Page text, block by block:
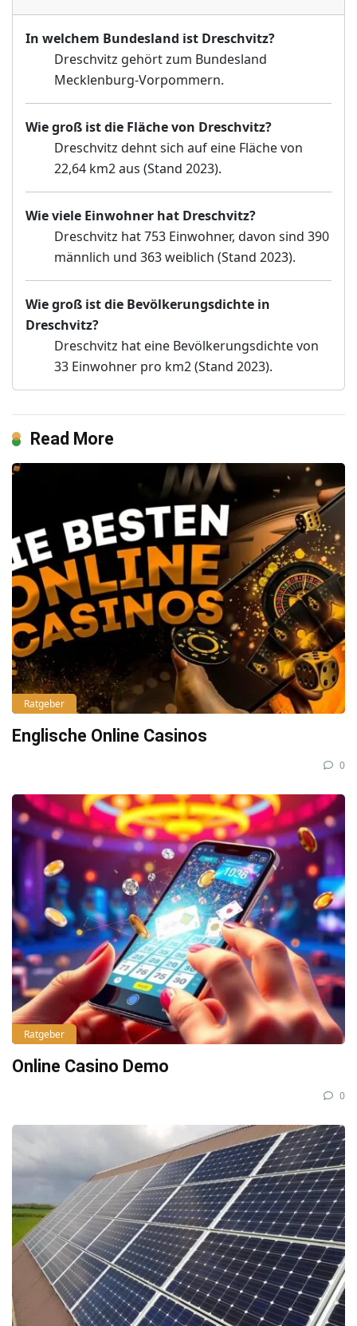
In welchem Bundesland ist Dreschvitz?
Dreschvitz gehört zum Bundesland
Mecklenburg-Vorpommern.
Wie groß ist die Fläche von Dreschvitz?
Dreschvitz dehnt sich auf eine Fläche von
22,64 km2 aus (Stand 2023).
Wie viele Einwohner hat Dreschvitz?
Dreschvitz hat 753 Einwohner, davon sind 390
männlich und 363 weiblich (Stand 2023).
Wie groß ist die Bevölkerungsdichte in
Dreschvitz?
Dreschvitz hat eine Bevölkerungsdichte von
33 Einwohner pro km2 (Stand 2023).
Read More
Ratgeber
Englische Online Casinos
0
Ratgeber
Online Casino Demo
0